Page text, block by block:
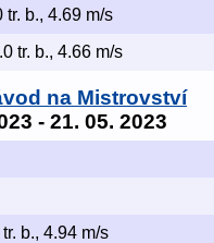
tr. b., 4.69 m/s
tr. b., 4.66 m/s
na Mistrovství
- 21. 05. 2023
b., 4.94 m/s